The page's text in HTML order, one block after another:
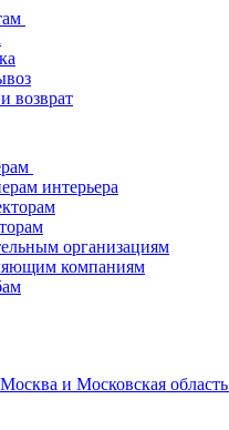
возврат
интерьера
организациям
компаниям
Москва и Московская область